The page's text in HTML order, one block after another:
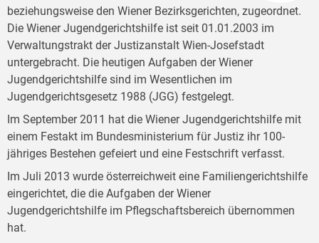
beziehungsweise den Wiener Bezirksgerichten, zugeordnet.
Die Wiener Jugendgerichtshilfe ist seit 01.01.2003 im
Verwaltungstrakt der Justizanstalt Wien-Josefstadt
untergebracht. Die heutigen Aufgaben der Wiener
Jugendgerichtshilfe sind im Wesentlichen im
Jugendgerichtsgesetz 1988 (JGG) festgelegt.
Im September 2011 hat die Wiener Jugendgerichtshilfe mit
einem Festakt im Bundesministerium für Justiz ihr 100-
jähriges Bestehen gefeiert und eine Festschrift verfasst.
Im Juli 2013 wurde österreichweit eine Familiengerichtshilfe
eingerichtet, die die Aufgaben der Wiener
Jugendgerichtshilfe im Pflegschaftsbereich übernommen
hat.